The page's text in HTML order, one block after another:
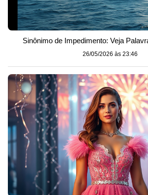
Sinônimo de Impedimento: Veja
26/05/2026 às 23:46